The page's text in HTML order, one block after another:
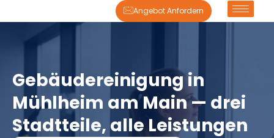
Angebot Anfordern
Gebäudereinigung in
Mühlheim am Main — drei
Stadtteile, alle Leistungen